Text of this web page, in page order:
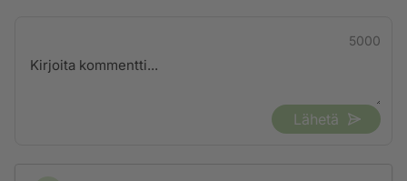
5000
Lähetä